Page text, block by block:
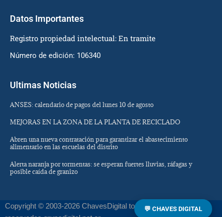
Datos Importantes
Registro propiedad intelectual: En tramite
Número de edición: 106340
Ultimas Noticias
ANSES: calendario de pagos del lunes 10 de agosto
MEJORAS EN LA ZONA DE LA PLANTA DE RECICLADO
Abren una nueva contratación para garantizar el abastecimiento
alimentario en las escuelas del distrito
Alerta naranja por tormentas: se esperan fuertes lluvias, ráfagas y
posible caída de granizo
Copyright © 2003-2026 ChavesDigital todos los derechos
💬 CHAVES DIGITAL